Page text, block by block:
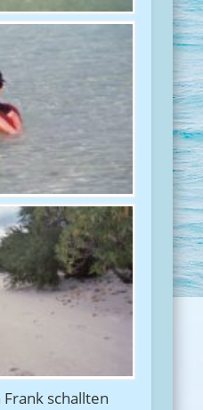
schallten